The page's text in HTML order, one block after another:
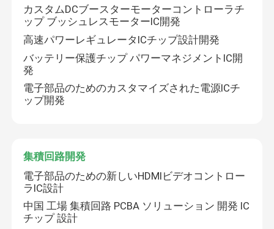
カスタムDCブースターモーターコントローラチ
ップ ブッシュレスモーターIC開発
高速パワーレギュレータICチップ設計開発
バッテリー保護チップ パワーマネジメントIC開
発
電子部品のためのカスタマイズされた電源ICチ
ップ開発
集積回路開発
電子部品のための新しいHDMIビデオコントロー
ラIC設計
中国 工場 集積回路 PCBA ソリューション 開発 IC
チップ 設計